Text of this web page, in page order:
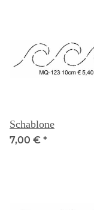
Schablone
7,00 € *